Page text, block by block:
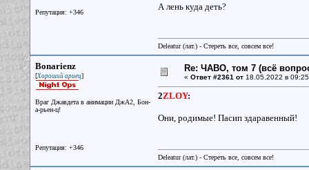
Репутация: +346
А лень куда деть?
Deleatur (лат.) - Стереть все, совсем все!
Bonarienz
[Хороший ариец]
Враг Джавдета в анимации ДжА2, Бон-
а-рьен-ц!
Репутация: +346
Re: ЧАВО, том 7 (всё
« Ответ #2361 от18.05.2022 в
2ZLOY:
Они, родимые! Пасип здаравенный!
Deleatur (лат.) - Стереть все, совсем все!